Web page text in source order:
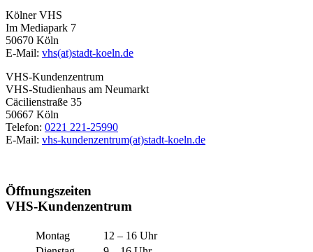
Kölner VHS
Im Mediapark 7
50670 Köln
E-Mail: vhs(at)stadt-koeln.de
VHS-Kundenzentrum
VHS-Studienhaus am Neumarkt
Cäcilienstraße 35
50667 Köln
Telefon: 0221 221-25990
E-Mail: vhs-kundenzentrum(at)stadt-koeln.de
Öffnungszeiten
VHS-Kundenzentrum
Montag
12 – 16 Uhr